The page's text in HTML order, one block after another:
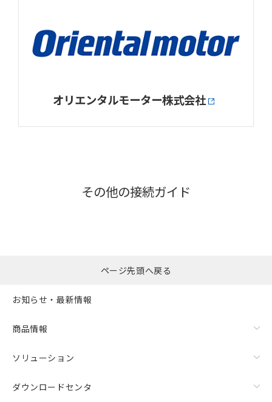
オリエンタルモーター株式会社
その他の接続ガイド
ページ先頭へ戻る
お知らせ・最新情報
商品情報
ソリューション
ダウンロードセンタ